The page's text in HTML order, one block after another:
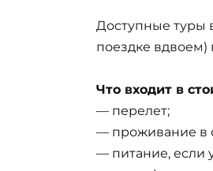
Доступные туры
поездке вдвоем)
Что входит в
— перелет;
— проживание в
— питание, если